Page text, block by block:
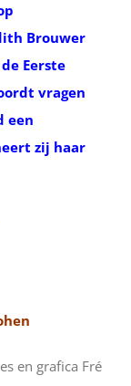
Brouwer
Eerste
vragen
een
zij haar
en grafica Fré